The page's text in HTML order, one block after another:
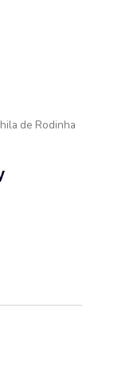
de Rodinha